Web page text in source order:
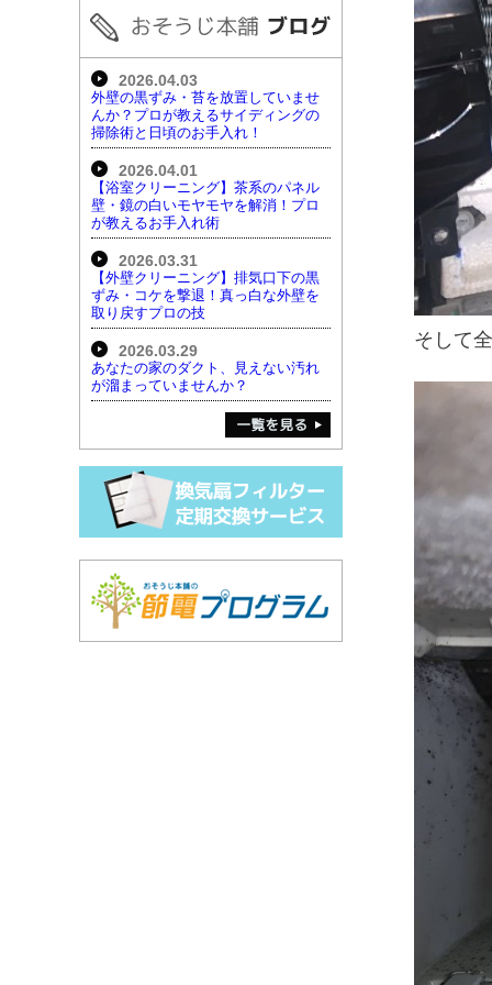
そして
2026.04.03
外壁の黒ずみ・苔を放置していませ
んか？プロが教えるサイディングの
掃除術と日頃のお手入れ！
2026.04.01
【浴室クリーニング】茶系のパネル
壁・鏡の白いモヤモヤを解消！プロ
が教えるお手入れ術
2026.03.31
【外壁クリーニング】排気口下の黒
ずみ・コケを撃退！真っ白な外壁を
取り戻すプロの技
2026.03.29
あなたの家のダクト、見えない汚れ
が溜まっていませんか？